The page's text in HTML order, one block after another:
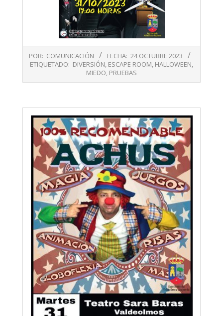
10-
POR: COMUNICACIÓN FECHA: 24 OCTUBRE 2023
ETIQUETADO: DIVERSIÓN, ESCAPE ROOM, HALLOWEEN,
MIEDO, PRUEBAS